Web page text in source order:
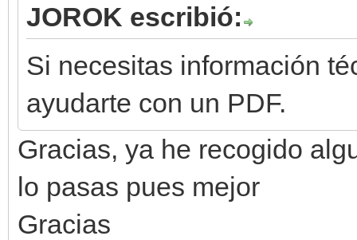
JOROK escribió:
Si necesitas información
ayudarte con un PDF.
Gracias, ya he recogido
lo pasas pues mejor
Gracias